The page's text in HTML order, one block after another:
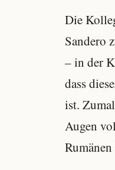
Die
Sandero
– in der
dass
ist.
Augen